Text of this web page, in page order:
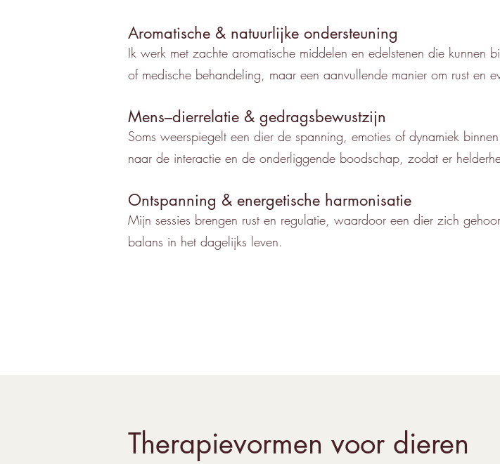
Aromatische & natuurlijke ondersteuning
Ik werk met zachte aromatische middelen en edelstenen die
of medische behandeling, maar een aanvullende manier om rust en
Mens–dierrelatie & gedragsbewustzijn
Soms weerspiegelt een dier de spanning, emoties of dynamiek
naar de interactie en de onderliggende boodschap, zodat er
Ontspanning & energetische harmonisatie
Mijn sessies brengen rust en regulatie, waardoor een dier zich
balans in het dagelijks leven.
Therapievormen voor dieren